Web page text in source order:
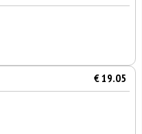
€ 19.05